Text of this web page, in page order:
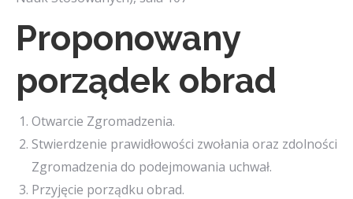
Proponowany
porządek obrad
Otwarcie Zgromadzenia.
Stwierdzenie prawidłowości zwołania oraz zdolności
Zgromadzenia do podejmowania uchwał.
Przyjęcie porządku obrad.